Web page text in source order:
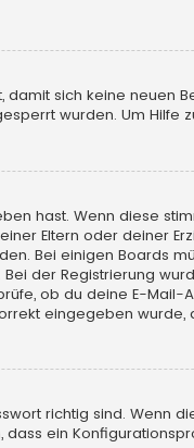
sich keine neuen
wurden. Um Hilfe
hast. Wenn diese
Eltern oder deiner
Bei einigen Boards
der Registrierung
ob du deine E-
eingegeben wurde,
richtig sind. Wenn
ein